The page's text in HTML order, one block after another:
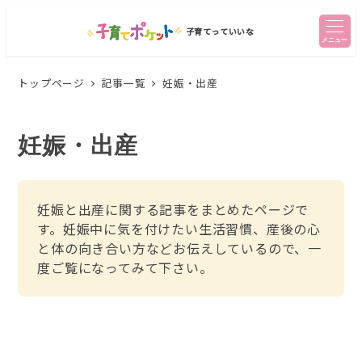
子育てっていいな
メニュー
トップページ 記事一覧 妊娠・出産
妊娠・出産
妊娠と出産に関する記事をまとめたページで
す。妊娠中に気を付けたい生活習慣、産後の心
と体の向き合い方などお伝えしているので、一
度ご覧になってみて下さい。